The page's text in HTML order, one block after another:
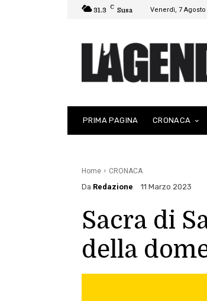
31.3 C Susa Venerdì, 7 Agosto
PRIMA PAGINA CRONACA
Home CRONACA
Da Redazione 11 Marzo 2023
Sacra di
della